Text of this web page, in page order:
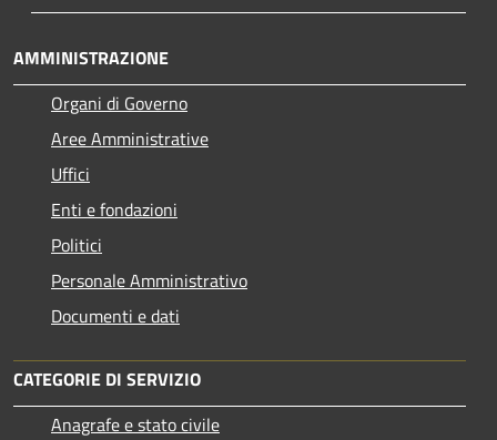
AMMINISTRAZIONE
Organi di Governo
Aree Amministrative
Uffici
Enti e fondazioni
Politici
Personale Amministrativo
Documenti e dati
CATEGORIE DI SERVIZIO
Anagrafe e stato civile